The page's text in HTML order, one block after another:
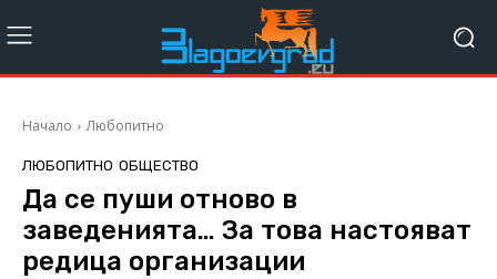
Начало Любопитно
ЛЮБОПИТНО ОБЩЕСТВО
Да се пуши отново в
заведенията… За това настояват
редица организации